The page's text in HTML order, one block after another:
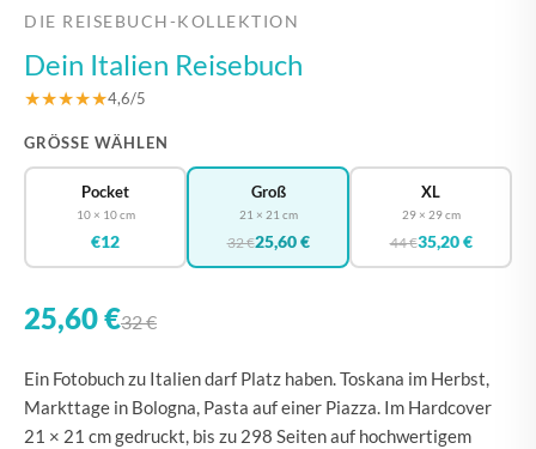
DIE REISEBUCH-KOLLEKTION
Dein Italien Reisebuch
★★★★★4,6/5
GRÖSSE WÄHLEN
Pocket
10 × 10 cm
€12
Groß
21 × 21 cm
32 €25,60 €
XL
29 × 29 cm
44 €35,20 €
25,60 €32 €
Ein Fotobuch zu Italien darf Platz haben. Toskana im Herbst,
Markttage in Bologna, Pasta auf einer Piazza. Im Hardcover
21 × 21 cm gedruckt, bis zu 298 Seiten auf hochwertigem